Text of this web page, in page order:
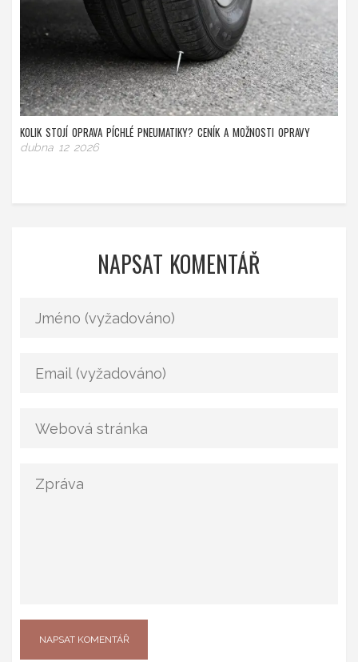
KOLIK STOJÍ OPRAVA PÍCHLÉ PNEUMATIKY? CENÍK A MOŽNOSTI OPRAVY
dubna 12 2026
NAPSAT KOMENTÁŘ